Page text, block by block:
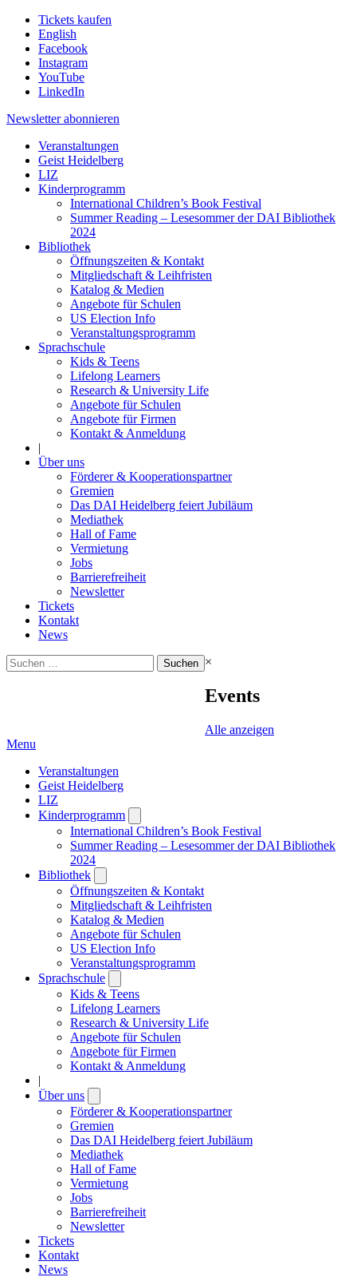
Tickets kaufen
English
Facebook
Instagram
YouTube
LinkedIn
Newsletter abonnieren
Veranstaltungen
Geist Heidelberg
LIZ
Kinderprogramm
International Children’s Book Festival
Summer Reading – Lesesommer der DAI Bibliothek
2024
Bibliothek
Öffnungszeiten & Kontakt
Mitgliedschaft & Leihfristen
Katalog & Medien
Angebote für Schulen
US Election Info
Veranstaltungsprogramm
Sprachschule
Kids & Teens
Lifelong Learners
Research & University Life
Angebote für Schulen
Angebote für Firmen
Kontakt & Anmeldung
|
Über uns
Förderer & Kooperationspartner
Gremien
Das DAI Heidelberg feiert Jubiläum
Mediathek
Hall of Fame
Vermietung
Jobs
Barrierefreiheit
Newsletter
Tickets
Kontakt
News
Suchen
nach:
×
Events
Alle anzeigen
Menu
Veranstaltungen
Geist Heidelberg
LIZ
Kinderprogramm
submenu
International Children’s Book Festival
Summer Reading – Lesesommer der DAI Bibliothek
2024
Bibliothek
submenu
Öffnungszeiten & Kontakt
Mitgliedschaft & Leihfristen
Katalog & Medien
Angebote für Schulen
US Election Info
Veranstaltungsprogramm
Sprachschule
submenu
Kids & Teens
Lifelong Learners
Research & University Life
Angebote für Schulen
Angebote für Firmen
Kontakt & Anmeldung
|
Über uns
submenu
Förderer & Kooperationspartner
Gremien
Das DAI Heidelberg feiert Jubiläum
Mediathek
Hall of Fame
Vermietung
Jobs
Barrierefreiheit
Newsletter
Tickets
Kontakt
News